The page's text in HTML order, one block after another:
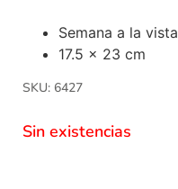
Semana a la vista
17.5 x 23 cm
SKU: 6427
Sin existencias